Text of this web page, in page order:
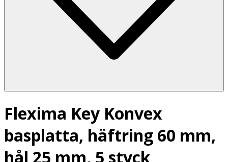
Flexima Key Konvex
basplatta, häftring 60 mm,
hål 25 mm, 5 styck